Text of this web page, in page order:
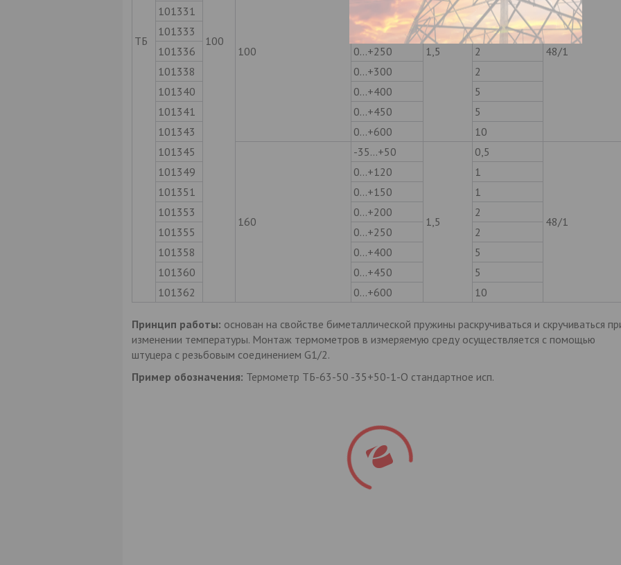
ТБ 100
100 1,5 48/1
101331
0…+150
101333
0…+200
2
101336
0…+250
2
101338
0…+300
2
101340
0…+400
5
101341
0…+450
5
101343
0…+600
10
101345
160
-35…+50
1,5
0,5
48/1
101349 0…+120
1
101351
0…+150
1
101353
0…+200
2
101355
0…+250
2
101358
0…+400
5
101360
0…+450
5
101362
0…+600 10
Принцип работы: основан на свойстве биметаллической пружины раскручиваться и скручиваться
изменении температуры. Монтаж термометров в измеряемую среду осуществляется с помощью
штуцера с резьбовым соединением G1/2.
Пример обозначения: Термометр ТБ-63-50 -35+50-1-О стандартное исп.